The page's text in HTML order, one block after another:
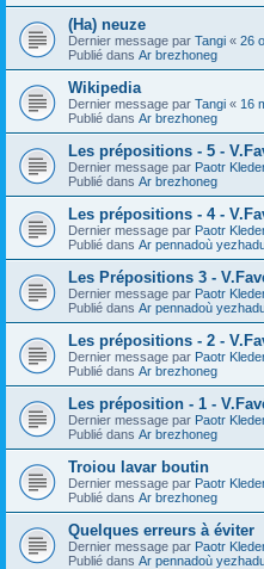
(Ha) neuze
Dernier message par Tangi « 26
Publié dans Ar brezhoneg
Wikipedia
Dernier message par Tangi « 16
Publié dans Ar brezhoneg
Les prépositions - 5 -
Dernier message par Paotr
Publié dans Ar brezhoneg
Les prépositions - 4 -
Dernier message par Paotr
Publié dans Ar pennadoù
Les Prépositions 3 -
Dernier message par Paotr
Publié dans Ar pennadoù
Les prépositions - 2 -
Dernier message par Paotr
Publié dans Ar brezhoneg
Les préposition - 1 -
Dernier message par Paotr
Publié dans Ar brezhoneg
Troiou lavar boutin
Dernier message par Paotr
Publié dans Ar brezhoneg
Quelques erreurs à éviter
Dernier message par Paotr
Publié dans Ar pennadoù